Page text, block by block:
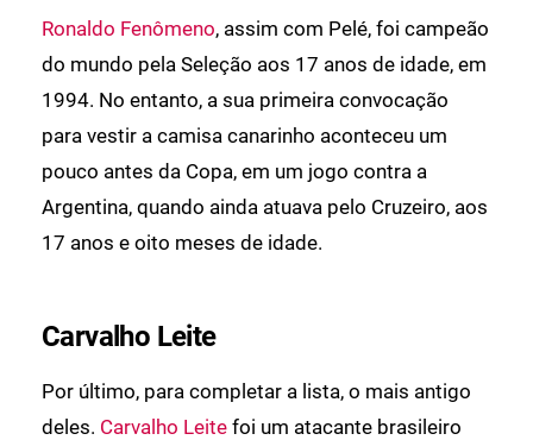
Ronaldo Fenômeno, assim com Pelé, foi campeão
do mundo pela Seleção aos 17 anos de idade, em
1994. No entanto, a sua primeira convocação
para vestir a camisa canarinho aconteceu um
pouco antes da Copa, em um jogo contra a
Argentina, quando ainda atuava pelo Cruzeiro, aos
17 anos e oito meses de idade.
Carvalho Leite
Por último, para completar a lista, o mais antigo
deles. Carvalho Leite foi um atacante brasileiro